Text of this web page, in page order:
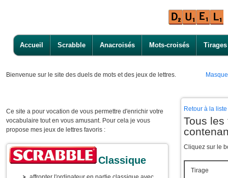
Accueil Scrabble Anacroisés Mots-croisés Tirages
Bienvenue sur le site des duels de mots et des jeux de lettres.
Ce site a pour vocation de vous permettre d'enrichir votre
vocabulaire tout en vous amusant. Pour cela je vous
propose mes jeux de lettres favoris :
Classique
Retour à la
Tous
Cliquez sur le
Tirage